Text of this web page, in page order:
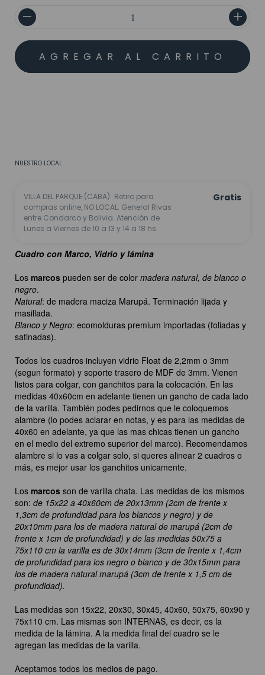
NUESTRO LOCAL
VILLA DEL PARQUE (CABA) Retiro para
compras online, NO LOCAL. General Rivas
entre Condarco y Bolivia. Atención de
Lunes a Viernes de 10 a 13 y 14 a 18 hs.
Gratis
Cuadro con Marco, Vidrio y lámina
Los marcos pueden ser de color madera natural, de blanco o
negro.
Natural: de madera maciza Marupá. Terminación lijada y
masillada.
Blanco y Negro: ecomolduras premium importadas (foliadas y
satinadas).
Todos los cuadros incluyen vidrio Float de 2,2mm o 3mm
(segun formato) y soporte trasero de MDF de 3mm. Vienen
listos para colgar, con ganchitos para la colocación. En las
medidas 40x60cm en adelante tienen un gancho de cada lado
de la varilla. También podes pedirnos que le coloquemos
alambre (lo podes aclarar en notas, y es para las medidas de
40x60 en adelante, ya que las mas chicas tienen un gancho
en el medio del extremo superior del marco). Recomendamos
alambre si lo vas a colgar solo, si queres alinear 2 cuadros o
más, es mejor usar los ganchitos unicamente.
Los marcos son de varilla chata. Las medidas de los mismos
son: de 15x22 a 40x60cm de 20x13mm (2cm de frente x
1,3cm de profundidad para los blancos y negro) y de
20x10mm para los de madera natural de marupá (2cm de
frente x 1cm de profundidad) y de las medidas 50x75 a
75x110 cm la varilla es de 30x14mm (3cm de frente x 1,4cm
de profundidad para los negro o blanco y de 30x15mm para
los de madera natural marupá (3cm de frente x 1,5 cm de
profundidad).
Las medidas son 15x22, 20x30, 30x45, 40x60, 50x75, 60x90 y
75x110 cm. Las mismas son INTERNAS, es decir, es la
medida de la lámina. A la medida final del cuadro se le
agregan las medidas de la varilla.
Aceptamos todos los medios de pago.